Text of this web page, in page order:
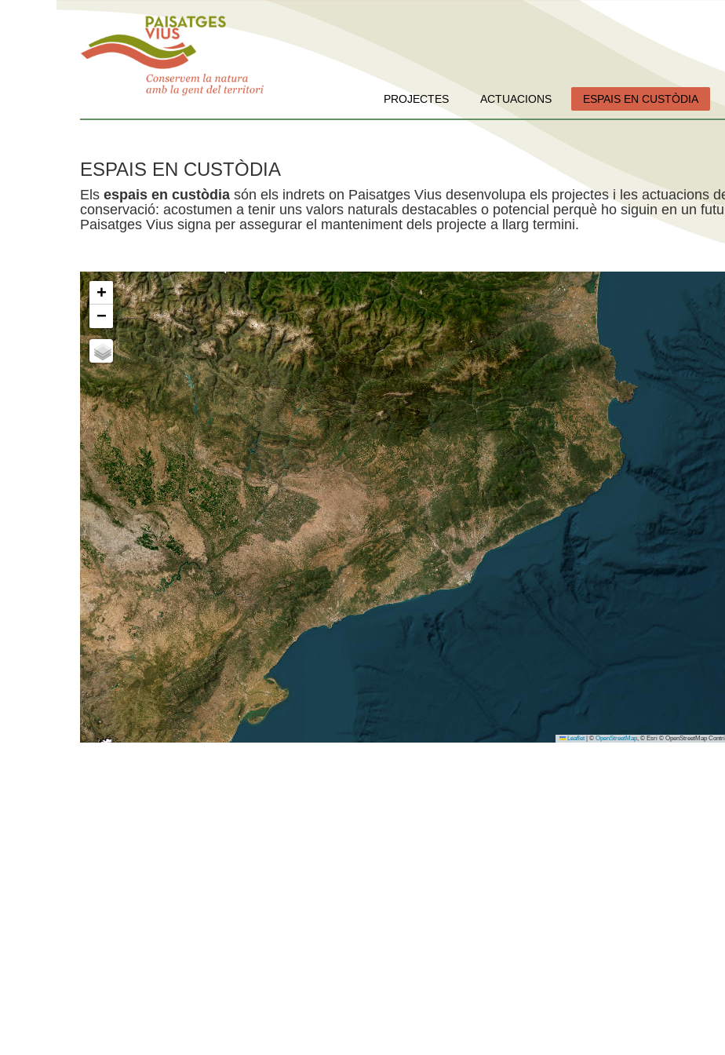
PROJECTES ACTUACIONS ESPAIS EN CUSTÒDIA
ESPAIS EN CUSTÒDIA
Els espais en custòdia són els indrets on Paisatges Vius desenvolupa els projectes i les actuacions
conservació: acostumen a tenir uns valors naturals destacables o potencial perquè ho siguin en un
Paisatges Vius signa per assegurar el manteniment dels projecte a llarg termini.
+
−
Leaflet © OpenStreetMap, © Esri © OpenStreetMap